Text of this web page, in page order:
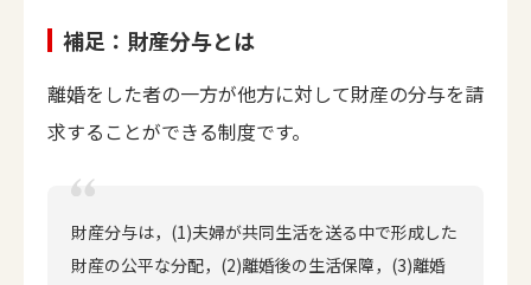
補足：財産分与とは
離婚をした者の一方が他方に対して財産の分与を請
求することができる制度です。
財産分与は，(1)夫婦が共同生活を送る中で形成した
財産の公平な分配，(2)離婚後の生活保障，(3)離婚